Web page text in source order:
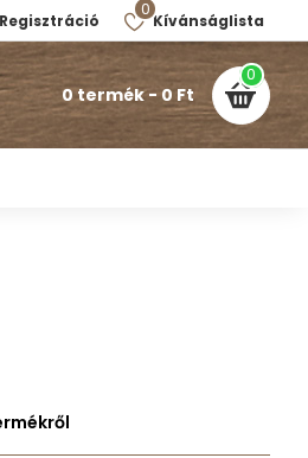
Regisztráció Kívánságlista
0
0 termék - 0 Ft
0